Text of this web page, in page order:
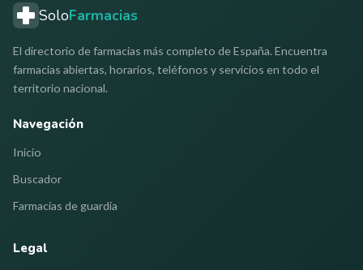
SoloFarmacias
El directorio de farmacias más completo de España. Encuentra
farmacias abiertas, horarios, teléfonos y servicios en todo el
territorio nacional.
Navegación
Inicio
Buscador
Farmacias de guardia
Legal